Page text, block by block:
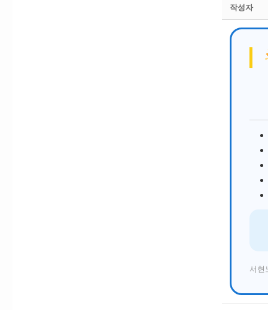
작성자
서현